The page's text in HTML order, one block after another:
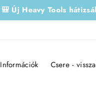
🎒 Új Heavy Tools
Információk Csere -